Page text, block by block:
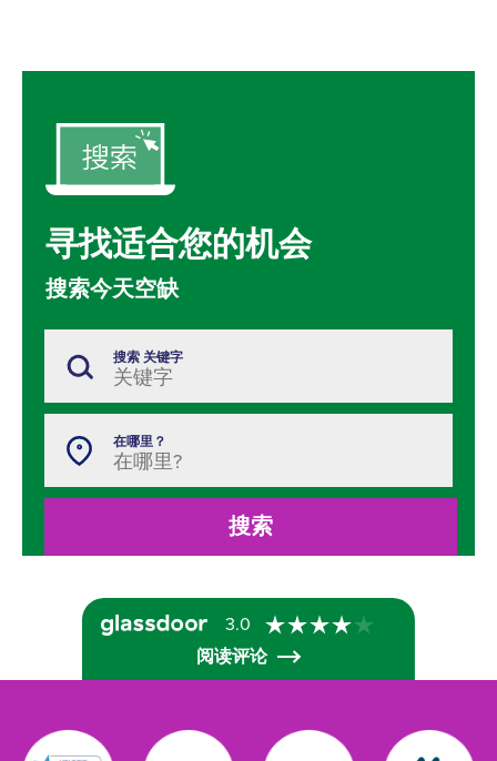
寻找适合您的机会
搜索今天空缺
搜索 关键字
在哪里？
搜索
3.0
阅读评论